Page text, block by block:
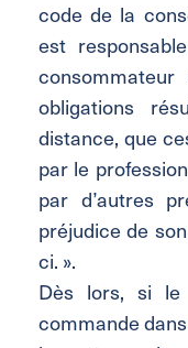
code de la
est
obligations
distance, que
par le
par d’autres
préjudice de
ci. ».
Dès lors, si le
commande